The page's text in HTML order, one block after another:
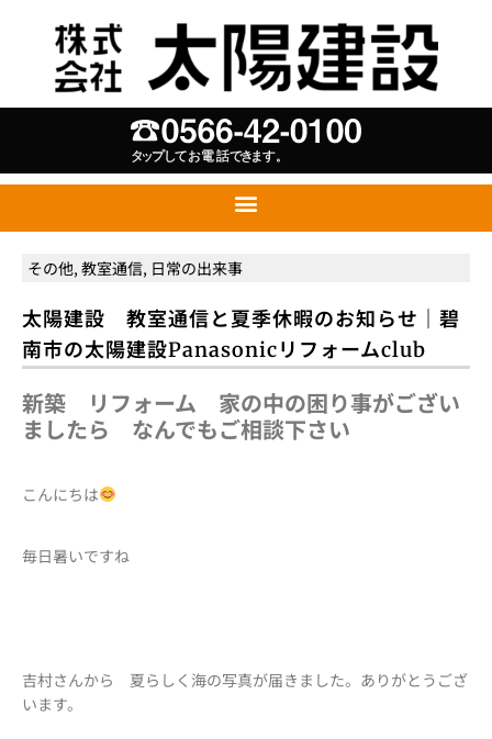
その他, 教室通信, 日常の出来事
太陽建設 教室通信と夏季休暇のお知らせ｜碧
南市の太陽建設Panasonicリフォームclub
新築 リフォーム 家の中の困り事がござい
ましたら なんでもご相談下さい
こんにちは
毎日暑いですね
吉村さんから 夏らしく海の写真が届きました。ありがとうござ
います。